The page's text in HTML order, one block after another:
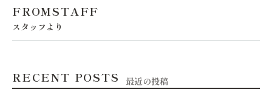
FROMSTAFF
スタッフより
RECENT POSTS 最近の投稿